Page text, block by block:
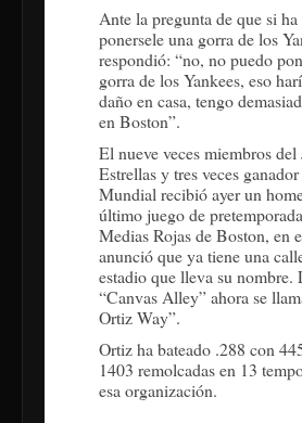
Ante la pregunta de que si ha
ponersele una gorra de los
respondió: “no, no puedo
gorra de los Yankees, eso
daño en casa, tengo
en Boston”.
El nueve veces miembros del
Estrellas y tres veces
Mundial recibió ayer un
último juego de
Medias Rojas de Boston, en
anunció que ya tiene una
estadio que lleva su nombre.
“Canvas Alley” ahora se
Ortiz Way”.
Ortiz ha bateado .288 con
1403 remolcadas en 13
esa organización.